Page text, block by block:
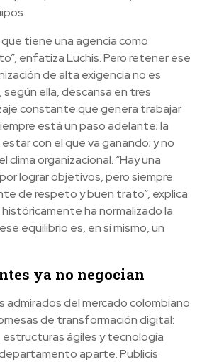
tiene una agencia como
enfatiza Luchis. Pero retener ese
de alta exigencia no es
ella, descansa en tres
constante que genera trabajar
está un paso adelante; la
con el que va ganando; y no
organizacional. “Hay una
lograr objetivos, pero siempre
de respeto y buen trato”, explica.
ha normalizado la
equilibrio es, en sí mismo, un
ya no negocian
admirados del mercado colombiano
de transformación digital:
estructuras ágiles y tecnología
aparte. Publicis